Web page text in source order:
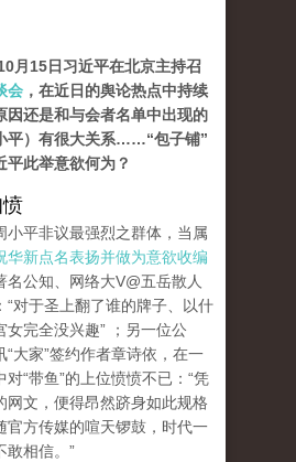
月15日习近平在北京主持召
会 ，在近日的舆论热点中持续
因还是和与会者名单中出现的
平）有很大关系……“包子铺”
平此举意欲何为？
小平非议最强烈之群体，当属
华新点名表扬并做为意欲收编
名公知、网络大V@五岳散人
“对于圣上翻了谁的牌子、以什
女完全没兴趣”
；另一位公
大家”签约作者章诗依，在一
“带鱼”的上位愤愤不已：“凭
网文，便得昂然跻身如此规格
官方传媒的喧天锣鼓，时代一
敢相信。”